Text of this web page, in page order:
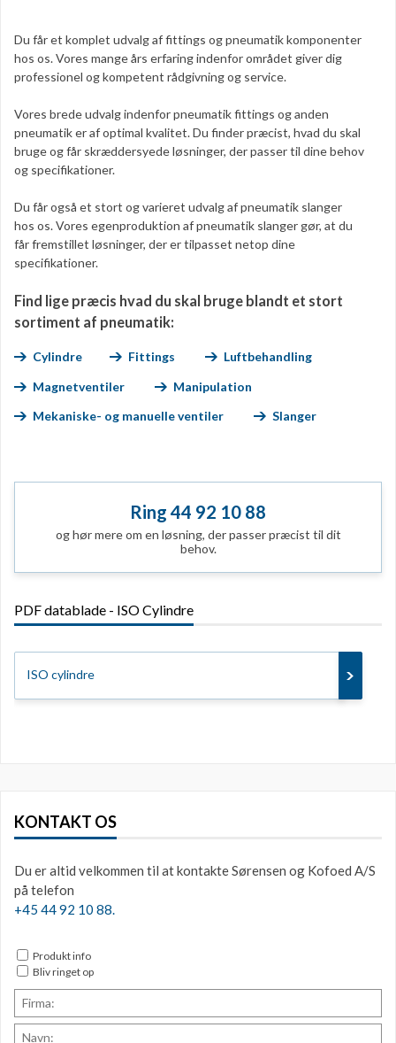
Du får et komplet udvalg af fittings og pneumatik komponenter
hos os. Vores mange års erfaring indenfor området giver dig
professionel og kompetent rådgivning og service.
Vores brede udvalg indenfor pneumatik fittings og anden
pneumatik er af optimal kvalitet. Du finder præcist, hvad du skal
bruge og får skræddersyede løsninger, der passer til dine behov
og specifikationer.
Du får også et stort og varieret udvalg af pneumatik slanger
hos os. Vores egenproduktion af pneumatik slanger gør, at du
får fremstillet løsninger, der er tilpasset netop dine
specifikationer.
Find lige præcis hvad du skal bruge blandt et stort
sortiment af pneumatik:
Cylindre Fittings
Luftbehandling
Magnetventiler
Manipulation
Mekaniske- og manuelle ventiler
Slanger
Ring 44 92 10 88
og hør mere om en løsning, der passer præcist til dit
behov.
PDF datablade - ISO Cylindre
ISO cylindre
KONTAKT OS
Du er altid velkommen til at kontakte Sørensen og Kofoed A/S
på telefon
+45 44 92 10 88.
Produkt info
Bliv ringet op